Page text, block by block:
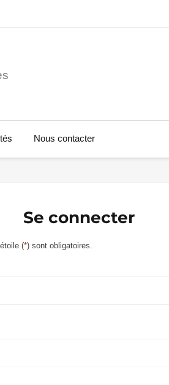
Nous contacter
Se connecter
(*) sont obligatoires.